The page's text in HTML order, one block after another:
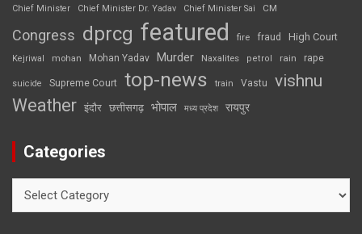
Chief Minister
Chief Minister Dr. Yadav Chief Minister Sai CM
Congress dprcg featured fire fraud High Court
Kejriwal mohan Mohan Yadav Murder Naxalites petrol rain rape
suicide Supreme Court top-news train Vastu vishnu
Weather इंदौर छत्तीसगढ़ भोपाल मध्य प्रदेश रायपुर
Categories